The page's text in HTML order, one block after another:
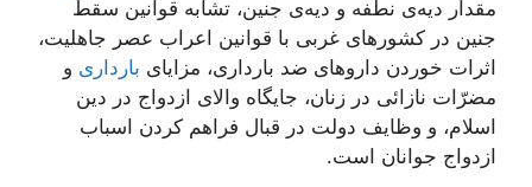
مقدار دیه‌ی نطفه و دیه‌ی جنین، تشابه قوانین سقط
جنین در کشورهای غربی با قوانین اعراب عصر جاهلیت،
اثرات خوردن داروهای ضد بارداری، مزایای بارداری و
مضرّات نازائی در زنان، جایگاه والای ازدواج در دین
اسلام، و وظایف دولت در قبال فراهم کردن اسباب
ازدواج جوانان است.